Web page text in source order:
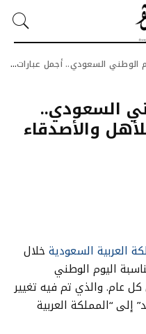
السعودي.. أجمل عبارات تهنئة للأهل والأصدقاء
السعودي..
والأصدقاء
العربية السعودية خلال
اليوم الوطني
23 سبتمبر من كل عام. والذي تم فيه تغيير
إلى “المملكة العربية